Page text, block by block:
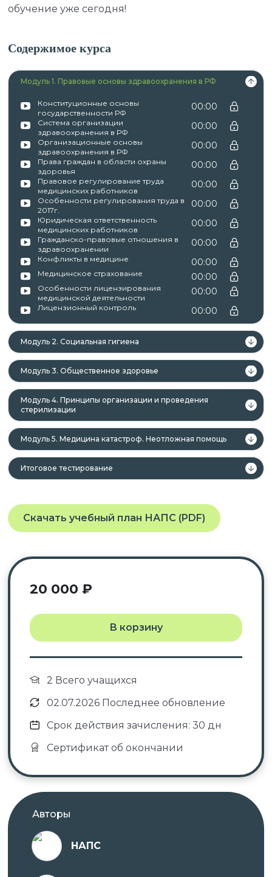
обучение уже сегодня!
Содержимое курса
Модуль 1. Правовые основы здравоохранения в РФ
Конституционные основы
государственности РФ
00:00
Система организации
здравоохранения в РФ
00:00
Организационные основы
здравоохранения в РФ
00:00
Права граждан в области охраны
здоровья
00:00
Правовое регулирование труда
медицинских работников
00:00
Особенности регулирования труда в
2017г.
00:00
Юридическая ответственность
медицинских работников
00:00
Гражданско-правовые отношения в
здравоохранении
00:00
Конфликты в медицине 00:00
Медицинское страхование 00:00
Особенности лицензирования
медицинской деятельности
00:00
Лицензионный контроль 00:00
Модуль 2. Социальная гигиена
Модуль 3. Общественное здоровье
Модуль 4. Принципы организации и проведения
стерилизации
Модуль 5. Медицина катастроф. Неотложная помощь
Итоговое тестирование
Скачать учебный план НАПС (PDF)
20 000 ₽
В корзину
2 Всего учащихся
02.07.2026 Последнее обновление
Срок действия зачисления: 30 дн
Сертификат об окончании
Авторы
НАПС